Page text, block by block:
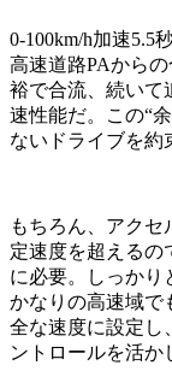
0-100km/h加速5.5
高速道路PAから
裕で合流、続いて
速性能だ。この“
ないドライブを約
もちろん、アク
定速度を超えるの
に必要。しっかり
かなりの高速域で
全な速度に設定し
ントロールを活か